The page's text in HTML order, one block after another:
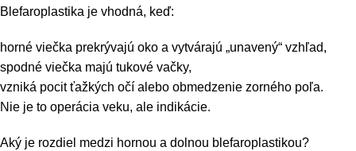
Blefaroplastika je vhodná, keď:
horné viečka prekrývajú oko a vytvárajú „unavený“ vzhľad,
spodné viečka majú tukové vačky,
vzniká pocit ťažkých očí alebo obmedzenie zorného poľa.
Nie je to operácia veku, ale indikácie.
Aký je rozdiel medzi hornou a dolnou blefaroplastikou?